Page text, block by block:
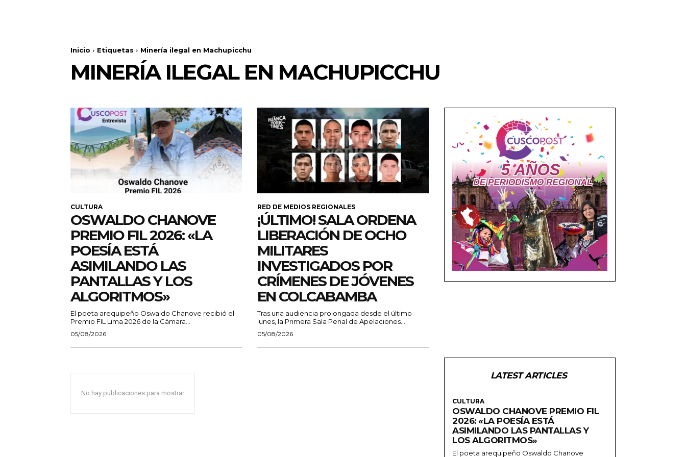
Inicio Etiquetas Minería ilegal en Machupicchu
MINERÍA ILEGAL EN MACHUPICCHU
CULTURA
OSWALDO CHANOVE
PREMIO FIL 2026: «LA
POESÍA ESTÁ
ASIMILANDO LAS
PANTALLAS Y LOS
ALGORITMOS»
El poeta arequipeño Oswaldo Chanove recibió el
Premio FIL Lima 2026 de la Cámara...
05/08/2026
RED DE MEDIOS REGIONALES
¡ÚLTIMO! SALA ORDENA
LIBERACIÓN DE OCHO
MILITARES
INVESTIGADOS POR
CRÍMENES DE JÓVENES
EN COLCABAMBA
Tras una audiencia prolongada desde el último
lunes, la Primera Sala Penal de Apelaciones...
05/08/2026
No hay publicaciones para mostrar
LATEST ARTICLES
CULTURA
OSWALDO CHANOVE PREMIO FIL
2026: «LA POESÍA ESTÁ
ASIMILANDO LAS PANTALLAS Y
LOS ALGORITMOS»
El poeta arequipeño Oswaldo Chanove